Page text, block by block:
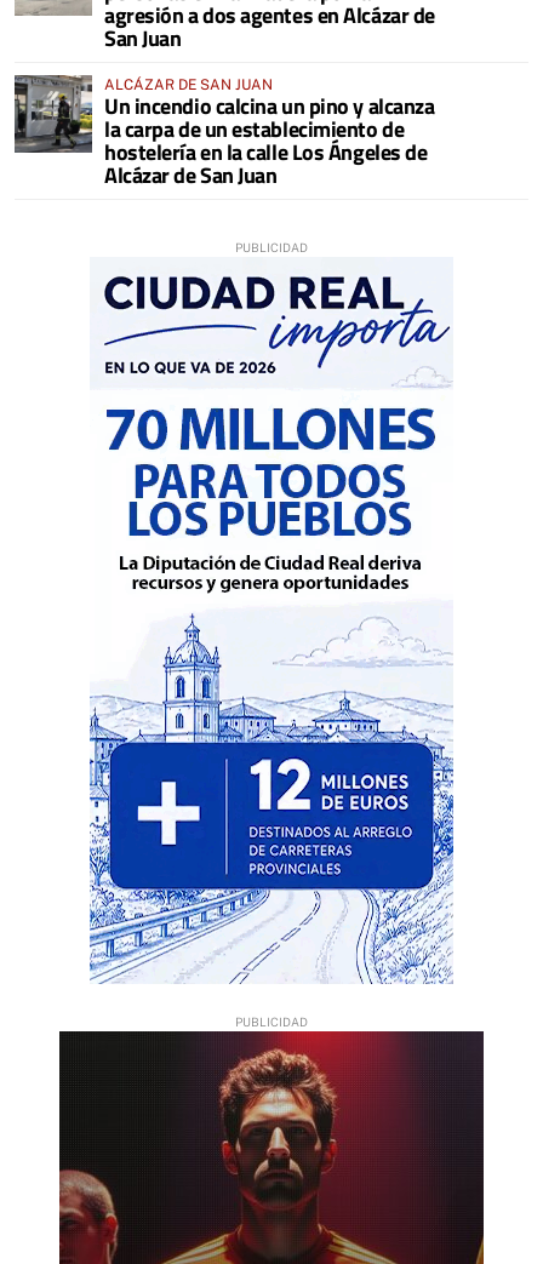
agresión a dos agentes en Alcázar de
San Juan
ALCÁZAR DE SAN JUAN
Un incendio calcina un pino y alcanza
la carpa de un establecimiento de
hostelería en la calle Los Ángeles de
Alcázar de San Juan